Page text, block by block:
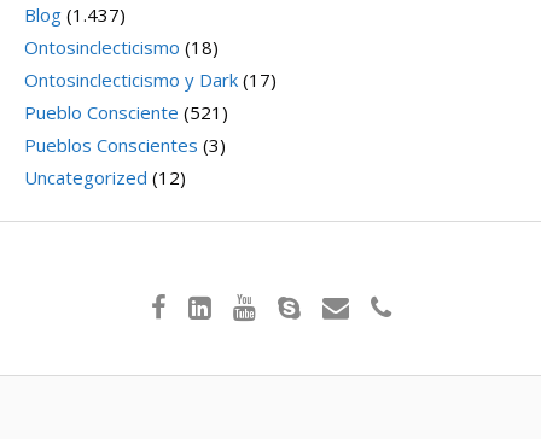
Blog (1.437)
Ontosinclecticismo (18)
Ontosinclecticismo y Dark (17)
Pueblo Consciente (521)
Pueblos Conscientes (3)
Uncategorized (12)